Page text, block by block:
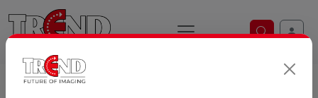
Ricerca